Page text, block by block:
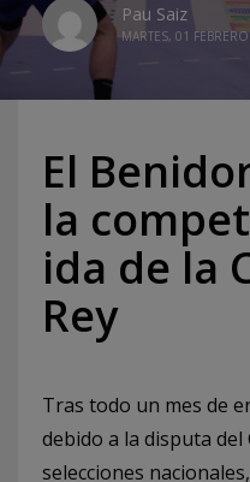
Pau Saiz
MARTES, 01
El
la
ida de la
Rey
Tras todo un mes de
debido a la disputa
selecciones